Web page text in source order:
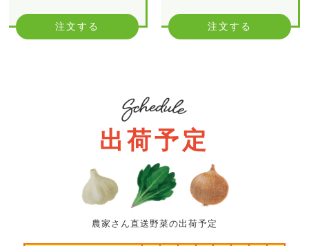
注文する 注文する
出荷予定
農家さん直送野菜の出荷予定